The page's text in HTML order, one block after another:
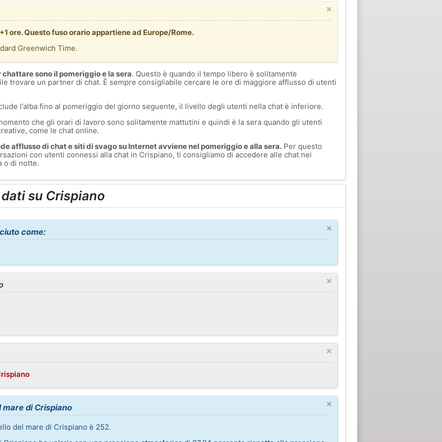
×
ore. Questo fuso orario appartiene ad Europe/Rome.
Greenwich Time.
sono il pomeriggio e la sera. Questo è quando il tempo libero è solitamente
trovare un partner di chat. È sempre consigliabile cercare le ore di maggiore afflusso di utenti
l'alba fino al pomeriggio del giorno seguente, il livello degli utenti nella chat è inferiore.
che gli orari di lavoro sono solitamente mattutini e quindi è la sera quando gli utenti
come le chat online.
afflusso di chat e siti di svago su Internet avviene nel pomeriggio e alla sera.Per questo
con utenti connessi alla chat in Crispiano, ti consigliamo di accedere alle chat nei
o di notte.
su Crispiano
×
come:
×
×
×
di Crispiano
del mare di Crispiano è 252.